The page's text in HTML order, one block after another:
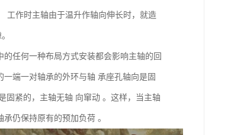
工作时主轴由于温升作轴向伸长时，就造
任何一种布局方式安装都会影响主轴的回
端一对轴承的外环与轴 承座孔轴向是固
固紧的，主轴无轴 向窜动 。这样，当主轴
仍保持原有的预加负荷 。